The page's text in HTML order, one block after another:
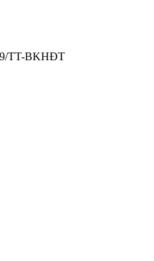
TT-BKHĐT